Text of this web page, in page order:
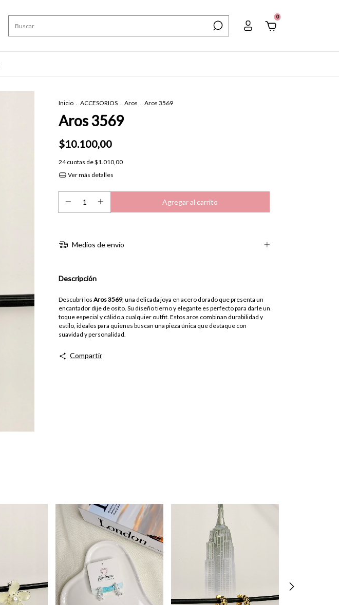
0
Inicio . ACCESORIOS . Aros . Aros 3569
Aros 3569
$10.100,00
24 cuotas de$1.010,00
Ver más detalles
Medios de envío
Descripción
Descubrí los Aros 3569, una delicada joya en acero dorado que presenta un
encantador dije de osito. Su diseño tierno y elegante es perfecto para darle un
toque especial y cálido a cualquier outfit. Estos aros combinan durabilidad y
estilo, ideales para quienes buscan una pieza única que destaque con
suavidad y personalidad.
Compartir